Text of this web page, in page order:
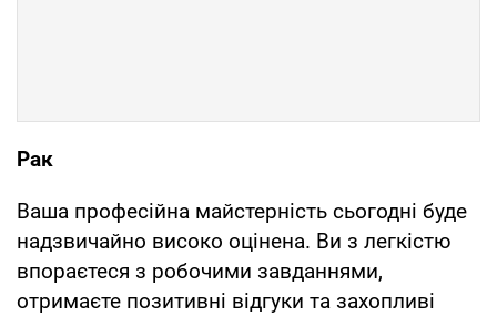
Рак
Ваша професійна майстерність сьогодні буде
надзвичайно високо оцінена. Ви з легкістю
впораєтеся з робочими завданнями,
отримаєте позитивні відгуки та захопливі